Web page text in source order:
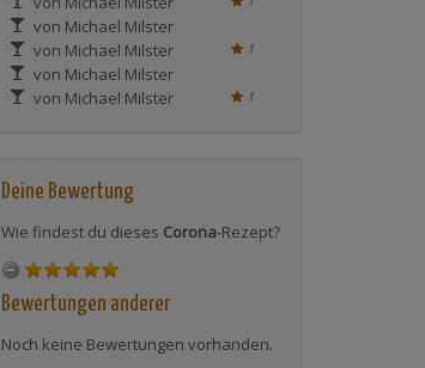
von Michael Milster
von Michael Milster
1
von Michael Milster
von Michael Milster
1
Deine Bewertung
Wie findest du dieses Corona-Rezept?
Bewertungen anderer
Noch keine Bewertungen vorhanden.